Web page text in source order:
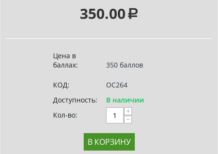
350.00 Р
Цена в
баллах:
350 баллов
КОД:
OC264
Доступность:
В наличии
Кол-во:
+
−
В КОРЗИНУ